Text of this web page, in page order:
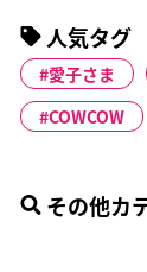
人気タグ
愛子さま
COWCOW
その他カ